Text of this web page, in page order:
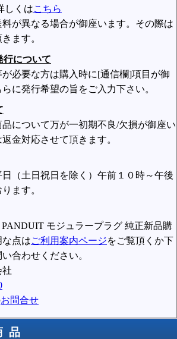
しくはこちら
が異なる場合が御座います。その際は
ます。
行について
必要な方は購入時に[通信欄]項目が御
に発行希望の旨をご入力下さい。
について万が一初期不良/欠損が御座い
金対応させて頂きます。
（土日祝日を除く）午前１０時～午後
ます。
モジュラープラグ 純正新品購
な点はご利用案内ページをご覧頂くか下
合わせください。
社
お問合せ
品